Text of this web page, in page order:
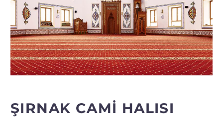
ŞIRNAK CAMI HALISI